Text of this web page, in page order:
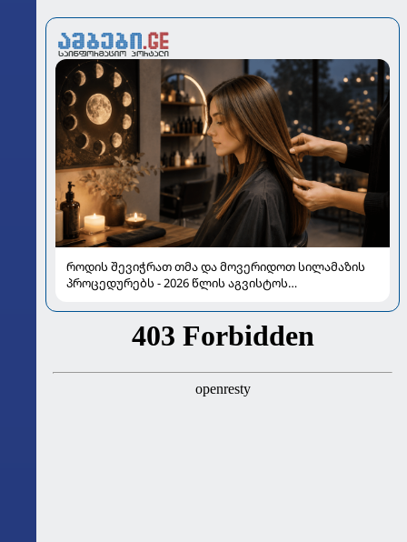
როდის შევიჭრათ თმა და მოვერიდოთ სილამაზის
პროცედურებს - 2026 წლის აგვისტოს